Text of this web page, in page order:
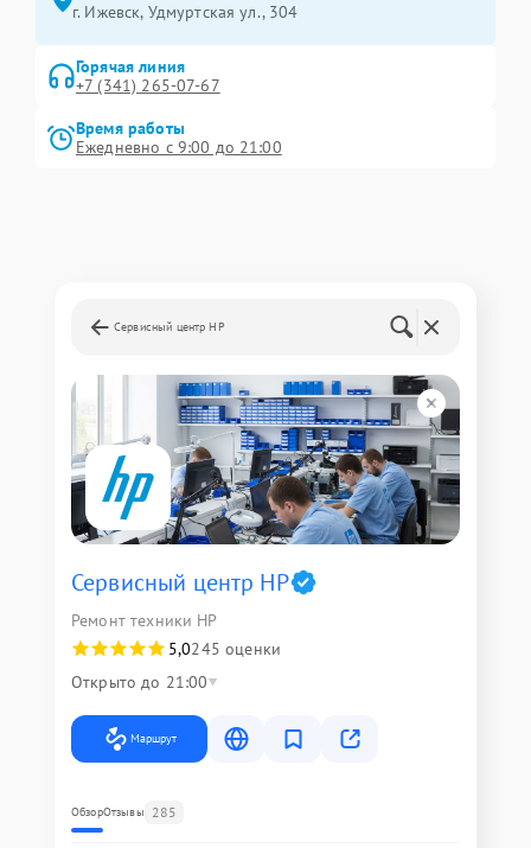
г. Ижевск, Удмуртская ул., 304
Горячая линия
+7 (341) 265-07-67
Время работы
Ежедневно с 9:00 до 21:00
Сервисный центр HP
Сервисный центр HP
Ремонт техники HP
5,0245 оценки
Открыто до 21:00
Маршрут
ОбзорОтзывы 285